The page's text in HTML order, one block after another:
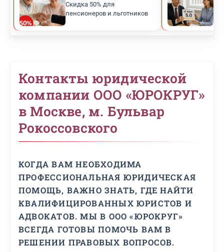
Скидка 50% для
пенсионеров и льготников
Контакты юридической
компании ООО «ЮРОКРУГ»
в Москве, м. Бульвар
Рокоссовского
КОГДА ВАМ НЕОБХОДИМА
ПРОФЕССИОНАЛЬНАЯ ЮРИДИЧЕСКАЯ
ПОМОЩЬ, ВАЖНО ЗНАТЬ, ГДЕ НАЙТИ
КВАЛИФИЦИРОВАННЫХ ЮРИСТОВ И
АДВОКАТОВ. МЫ В ООО «ЮРОКРУГ»
ВСЕГДА ГОТОВЫ ПОМОЧЬ ВАМ В
РЕШЕНИИ ПРАВОВЫХ ВОПРОСОВ.